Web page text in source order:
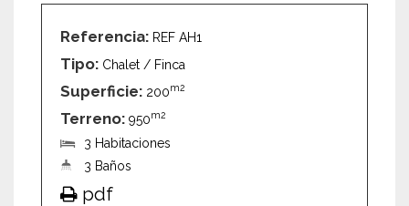
Referencia: REF AH1
Tipo: Chalet / Finca
Superficie: 200m2
Terreno: 950m2
3 Habitaciones
3 Baños
pdf